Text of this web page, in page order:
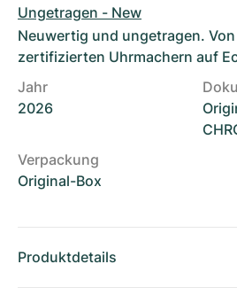
Ungetragen - New
Neuwertig und ungetragen.
zertifizierten Uhrmachern auf
Jahr
2026
Verpackung
Original-Box
Produktdetails